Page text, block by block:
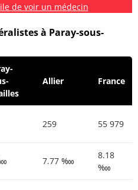
de voir un médecin
à Paray-sous-
Allier France
259 55 979
7.77 ‱
8.18
‱